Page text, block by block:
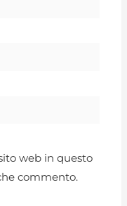
web in questo
commento.